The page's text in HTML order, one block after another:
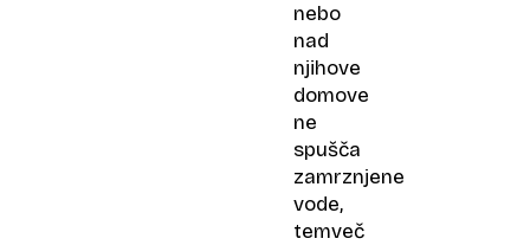
nebo
nad
njihove
domove
ne
spušča
zamrznjene
vode,
temveč